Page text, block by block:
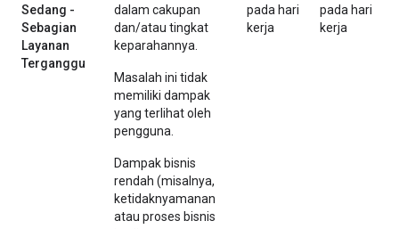
Sedang -
Sebagian
Layanan
Terganggu
dalam cakupan
dan/atau tingkat
keparahannya.
Masalah ini tidak
memiliki dampak
yang terlihat oleh
pengguna.
Dampak bisnis
rendah (misalnya,
ketidaknyamanan
atau proses bisnis
pada hari
kerja
pada hari
kerja